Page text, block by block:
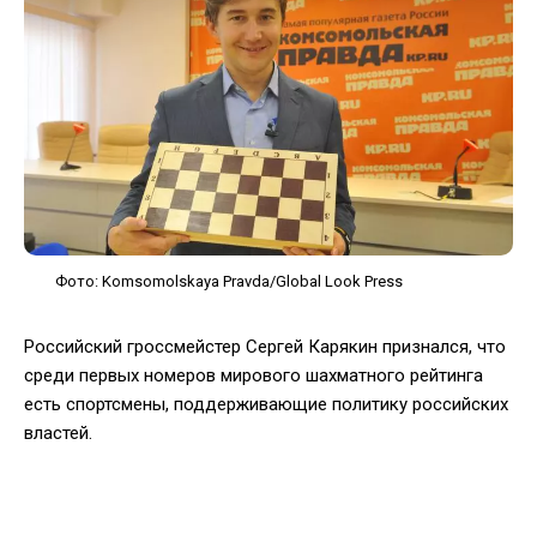
Фото: Komsomolskaya Pravda/Global Look Press
Российский гроссмейстер Сергей Карякин признался, что
среди первых номеров мирового шахматного рейтинга
есть спортсмены, поддерживающие политику российских
властей.